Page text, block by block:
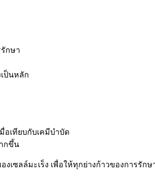
รักษา
ป็นหลัก
อเทียบกับเคมีบำบัด
กขึ้น
งเซลล์มะเร็ง เพื่อให้ทุกย่างก้าวของการรั